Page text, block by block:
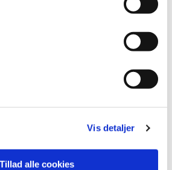
Vis detaljer
Tillad alle cookies
disse runer efter ’dronning’
af en slags, ligesom ”dronning” ikke
i vor forstand, men evt. som
tages forbehold for